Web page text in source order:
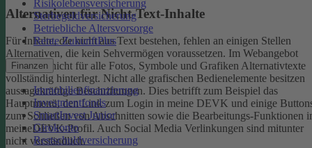
Risikolebensversicherung
Sterbegeldversicherung
Betriebliche Altersvorsorge
Rente ZukunftPlus
Finanzen
Immobilienfinanzierung
Investmentfonds
SmartInvest Junior
Girokonto
Restschuldversicherung
Alternativen für Nicht-Text-Inhalte
Für Inhalte, die nicht aus Text bestehen, fehlen an einigen Stellen
Alternativen, die kein Sehvermögen voraussetzen. Im Webangebot
sind noch nicht für alle Fotos, Symbole und Grafiken Alternativtexte
vollständig hinterlegt. Nicht alle grafischen Bedienelemente besitzen
aussagekräftige Beschriftungen. Dies betrifft zum Beispiel das
Hauptmenü, den Link zum Login in meine DEVK und einige
zum Schließen von Abschnitten sowie die Bearbeitungs-Funktionen
meineDEVK-Profil. Auch Social Media Verlinkungen sind mitunter
nicht verständlich.